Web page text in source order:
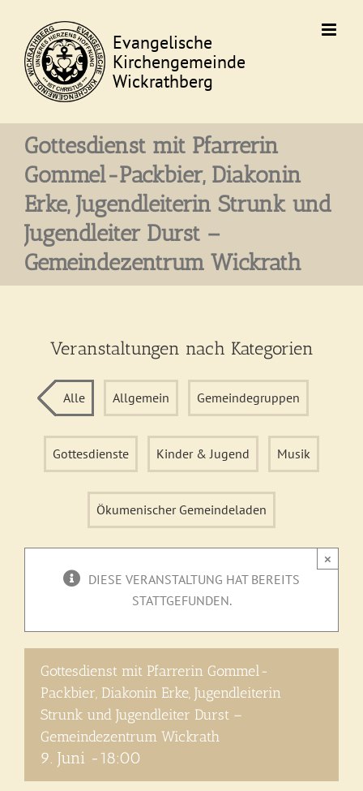
content
Gottesdienst mit Pfarrerin
Gommel-Packbier, Diakonin
Erke, Jugendleiterin Strunk und
Jugendleiter Durst –
Gemeindezentrum Wickrath
Veranstaltungen nach Kategorien
Alle Allgemein Gemeindegruppen
Gottesdienste Kinder & Jugend Musik
Ökumenischer Gemeindeladen
×
DIESE VERANSTALTUNG HAT BEREITS
STATTGEFUNDEN.
Gottesdienst mit Pfarrerin Gommel-
Packbier, Diakonin Erke, Jugendleiterin
Strunk und Jugendleiter Durst –
Gemeindezentrum Wickrath
9. Juni -18:00